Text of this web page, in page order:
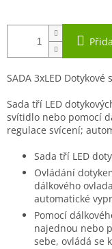
SADA 3xLED
Sada tří LED
svítidlo nebo pomocí
regulace svícení;
Sada tří LED
Ovládání
dálkového
automatické
Pomocí
najednou nebo
sebe, ovládá se